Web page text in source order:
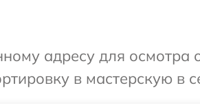
адресу для осмотра
в мастерскую в